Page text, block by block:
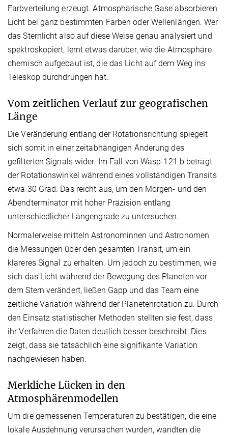
Farbverteilung erzeugt. Atmosphärische Gase absorbieren
Licht bei ganz bestimmten Farben oder Wellenlängen. Wer
das Sternlicht also auf diese Weise genau analysiert und
spektroskopiert, lernt etwas darüber, wie die Atmosphäre
chemisch aufgebaut ist, die das Licht auf dem Weg ins
Teleskop durchdrungen hat.
Vom zeitlichen Verlauf zur geografischen
Länge
Die Veränderung entlang der Rotationsrichtung spiegelt
sich somit in einer zeitabhängigen Änderung des
gefilterten Signals wider. Im Fall von Wasp-121 b beträgt
der Rotationswinkel während eines vollständigen Transits
etwa 30 Grad. Das reicht aus, um den Morgen- und den
Abendterminator mit hoher Präzision entlang
unterschiedlicher Längengrade zu untersuchen.
Normalerweise mitteln Astronominnen und Astronomen
die Messungen über den gesamten Transit, um ein
klareres Signal zu erhalten. Um jedoch zu bestimmen, wie
sich das Licht während der Bewegung des Planeten vor
dem Stern verändert, ließen Gapp und das Team eine
zeitliche Variation während der Planetenrotation zu. Durch
den Einsatz statistischer Methoden stellten sie fest, dass
ihr Verfahren die Daten deutlich besser beschreibt. Dies
zeigt, dass sie tatsächlich eine signifikante Variation
nachgewiesen haben.
Merkliche Lücken in den
Atmosphärenmodellen
Um die gemessenen Temperaturen zu bestätigen, die eine
lokale Ausdehnung verursachen würden, wandten die